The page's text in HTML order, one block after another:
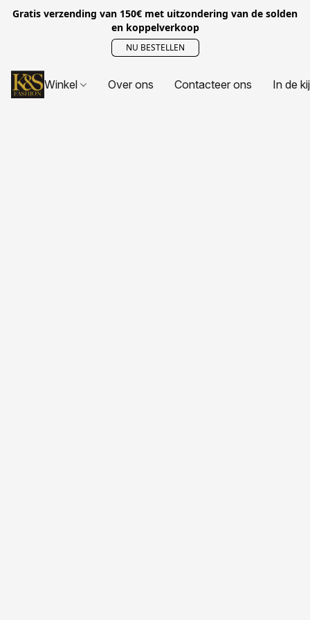
Gratis verzending van 150€ met uitzondering van de solden
en koppelverkoop
NU BESTELLEN
Winkel Over ons Contacteer ons In de